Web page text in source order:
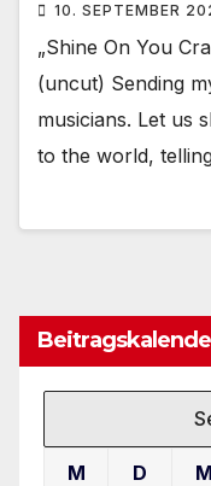
10. SEPTEMBER
„Shine On You
(uncut) Sending
musicians. Let us
to the world,
M D M